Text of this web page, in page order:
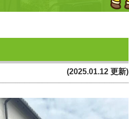
(2025.01.12 更新)